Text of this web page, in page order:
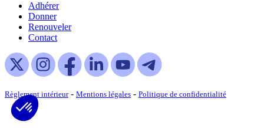
Adhérer
Donner
Renouveler
Contact
Règlement intérieur - Mentions légales - Politique de confidentialité